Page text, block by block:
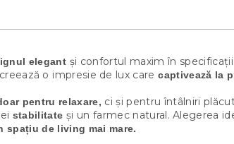
elegant și confortul maxim în
creează o impresie de lux carecaptivează la
pentru relaxare, ci și pentru întâlniri
stabilitate și un farmec natural. Alegerea
de living mai mare.